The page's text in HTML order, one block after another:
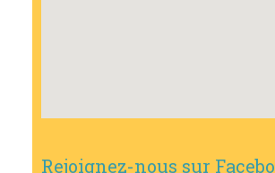
Rejoignez-nous sur